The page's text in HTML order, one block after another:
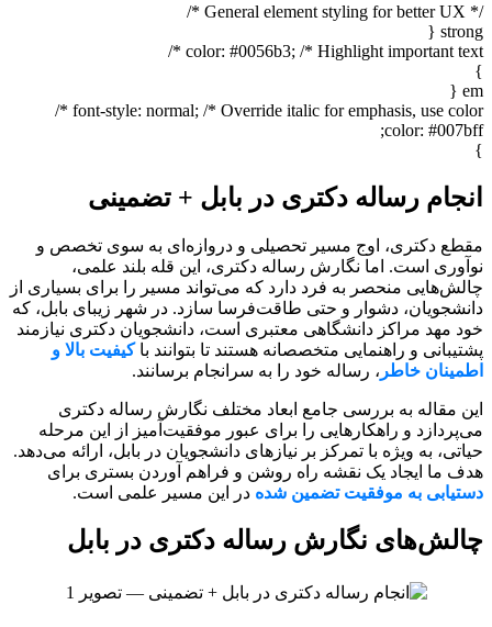
/* General element styling for better UX */
strong {
color: #0056b3; /* Highlight important text */
}
em {
font-style: normal; /* Override italic for emphasis, use color */
color: #007bff;
}
انجام رساله دکتری در بابل + تضمینی
مقطع دکتری، اوج مسیر تحصیلی و دروازه‌ای به سوی تخصص و
نوآوری است. اما نگارش رساله دکتری، این قله بلند علمی،
چالش‌هایی منحصر به فرد دارد که می‌تواند مسیر را برای بسیاری از
دانشجویان، دشوار و حتی طاقت‌فرسا سازد. در شهر زیبای بابل، که
خود مهد مراکز دانشگاهی معتبری است، دانشجویان دکتری نیازمند
پشتیبانی و راهنمایی متخصصانه هستند تا بتوانند باکیفیت بالا و
اطمینان خاطر ، رساله خود را به سرانجام برسانند.
این مقاله به بررسی جامع ابعاد مختلف نگارش رساله دکتری
می‌پردازد و راهکارهایی را برای عبور موفقیت‌آمیز از این مرحله
حیاتی، به ویژه با تمرکز بر نیازهای دانشجویان در بابل، ارائه می‌دهد.
هدف ما ایجاد یک نقشه راه روشن و فراهم آوردن بستری برای
دستیابی به موفقیت تضمین شده در این مسیر علمی است.
چالش‌های نگارش رساله دکتری در بابل